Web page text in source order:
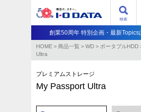
検索
創業50周年 特別企画・最新Topics
HOME > 商品一覧 > WD > ポータブルHDD
Ultra
プレミアムストレージ
My Passport Ultra